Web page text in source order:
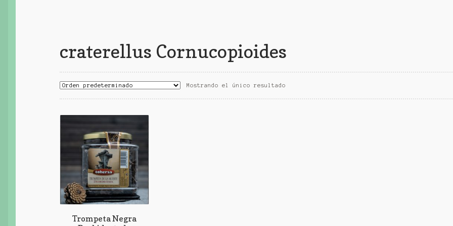
craterellus Cornucopioides
Mostrando el único resultado
Trompeta Negra